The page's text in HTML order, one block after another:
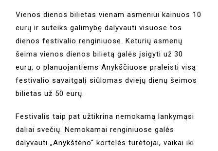
Vienos dienos bilietas vienam asmeniui kainuos 10
eurų ir suteiks galimybę dalyvauti visuose tos
dienos festivalio renginiuose. Keturių asmenų
šeima vienos dienos bilietą galės įsigyti už 30
eurų, o planuojantiems Anykščiuose praleisti visą
festivalio savaitgalį siūlomas dviejų dienų šeimos
bilietas už 50 eurų.
Festivalis taip pat užtikrina nemokamą lankymąsi
daliai svečių. Nemokamai renginiuose galės
dalyvauti „Anykštėno“ kortelės turėtojai, vaikai iki